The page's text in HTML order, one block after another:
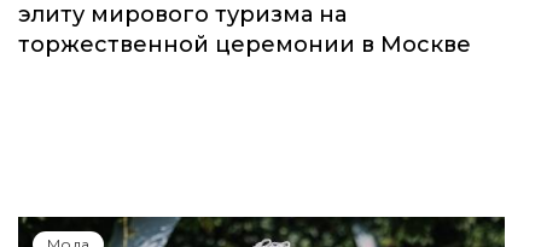
элиту мирового туризма на
торжественной церемонии в Москве